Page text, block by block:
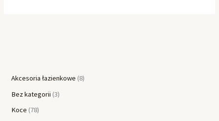
Akcesoria łazienkowe 8
Bez kategorii 3
Koce 78